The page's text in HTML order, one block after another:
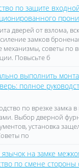
по защите
дверей от взлома,
замков
механизмы, советы по
Повысьте б
выполнить
полное
по врезке замка
Выбор дверной
установка
по
язычок на замке
по смене стороны